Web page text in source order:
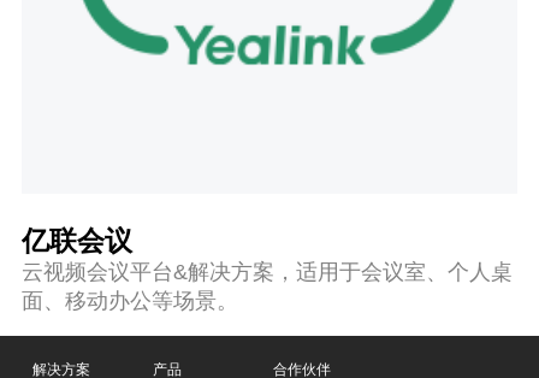
亿联会议
云视频会议平台&解决方案，适用于会议室、个人桌
面、移动办公等场景。
解决方案 产品 合作伙伴